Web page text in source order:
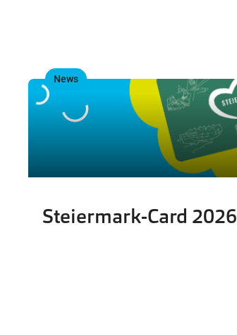
,
News
Steiermark-Card 2026